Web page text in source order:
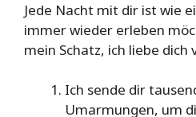
Jede Nacht mit dir ist wie
immer wieder erleben
mein Schatz, ich liebe dich
Ich sende dir
Umarmungen, um